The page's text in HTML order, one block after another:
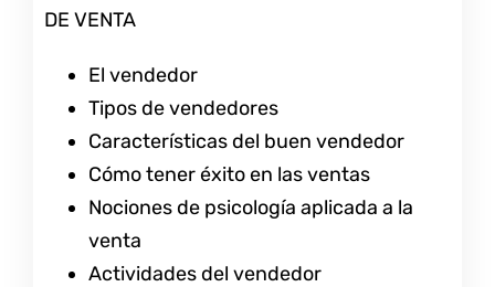
DE VENTA
El vendedor
Tipos de vendedores
Características del buen vendedor
Cómo tener éxito en las ventas
Nociones de psicología aplicada a la
venta
Actividades del vendedor